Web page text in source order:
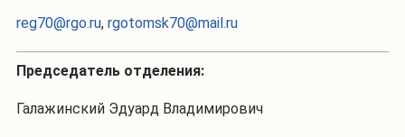
reg70@rgo.ru, rgotomsk70@mail.ru
Председатель отделения:
Галажинский Эдуард Владимирович